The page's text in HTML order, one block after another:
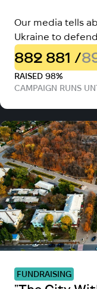
Our media tells
Ukraine to
882 881 /
RAISED 98%
CAMPAIGN RUNS
FUNDRAISING